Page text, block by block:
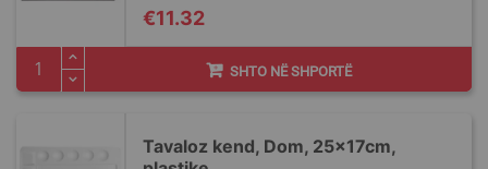
€11.32
SHTO NË SHPORTË
Tavaloz kend, Dom, 25x17cm,